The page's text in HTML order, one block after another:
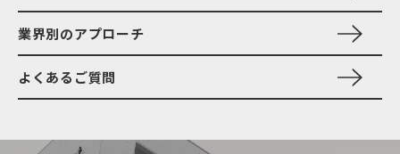
業界別のアプローチ
よくあるご質問